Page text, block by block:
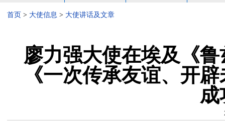
首页 > 大使信息 > 大使讲话及文章
廖力强大使在埃及《
《一次传承友谊、开
成